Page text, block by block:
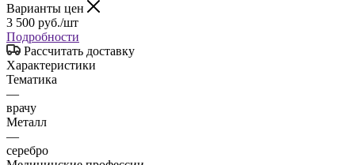
Варианты цен
3 500 руб./шт
Подробности
Рассчитать доставку
Характеристики
Тематика
—
врачу
Металл
—
серебро